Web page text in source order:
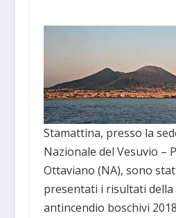
Stamattina, presso la
Nazionale del Vesuvio –
Ottaviano (NA), sono
presentati i risultati della
antincendio boschivi